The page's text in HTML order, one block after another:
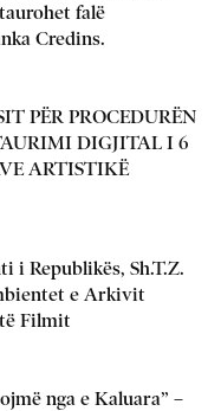
falë
Credins.
PËR PROCEDURËN
DIGJITAL I 6
ARTISTIKË
i Republikës, Sh.T.Z.
e Arkivit
Filmit
nga e Kaluara” –